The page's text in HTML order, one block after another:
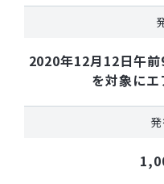
2020年12月12日午
を対象に